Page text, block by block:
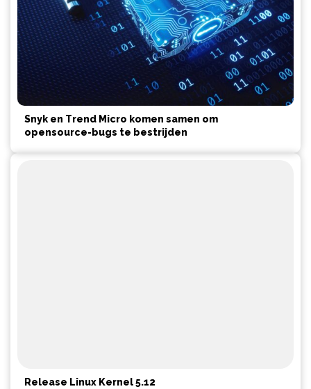
Snyk en Trend Micro komen samen om
opensource-bugs te bestrijden
Release Linux Kernel 5.12